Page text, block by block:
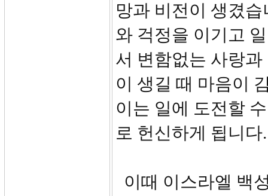
망과 비전이 생겼
와 걱정을 이기고
서 변함없는 사랑
이 생길 때 마음이
이는 일에 도전할
로 헌신하게 됩니
이때 이스라엘 백